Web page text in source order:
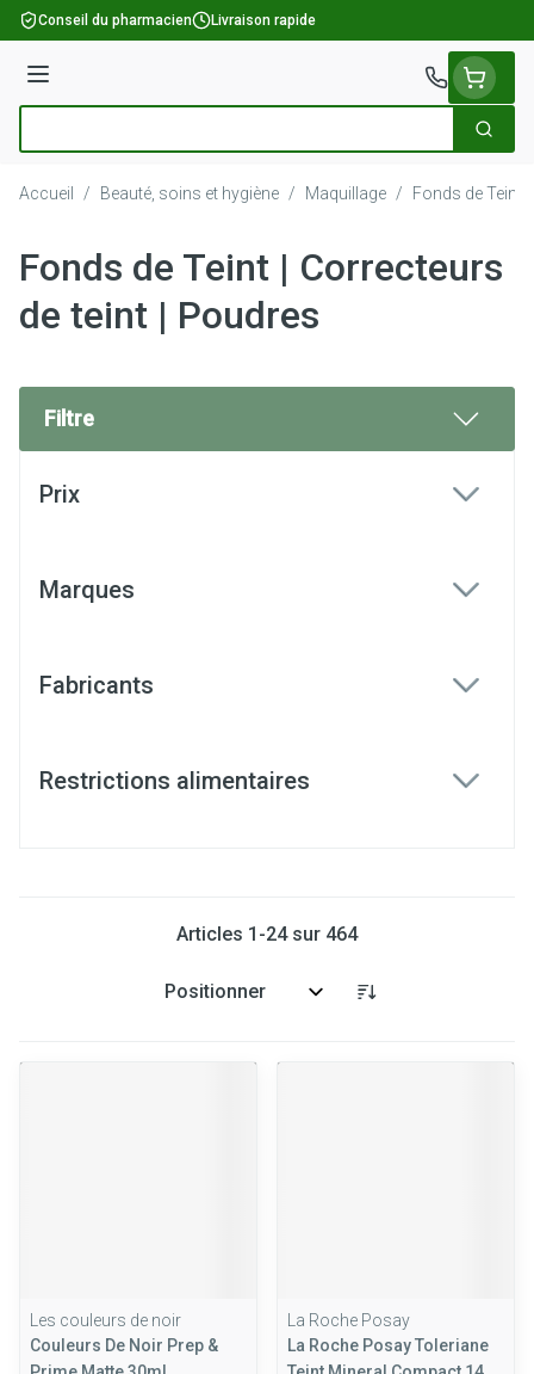
Aller au contenu
Conseil du pharmacien Livraison rapide
Menu
Accueil / Beauté, soins et hygiène / Maquillage / Fonds de Teint
Fonds de Teint | Correcteurs
de teint | Poudres
Filtre
Prix
Marques
Fabricants
Restrictions alimentaires
Articles 1 -24sur 464
Trier par:
Les couleurs de noir
Couleurs De Noir Prep &
La Roche Posay
La Roche Posay Toleriane